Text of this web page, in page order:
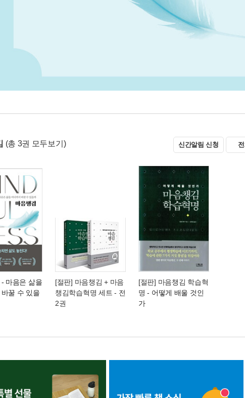
(총 3권 모두보기) 신간알림 신청
마음은 삶을
꿀 수 있을
[절판] 마음챙김 + 마음
챙김학습혁명 세트 - 전
2권
[절판] 마음챙김 학습혁
명 - 어떻게 배울 것인
가